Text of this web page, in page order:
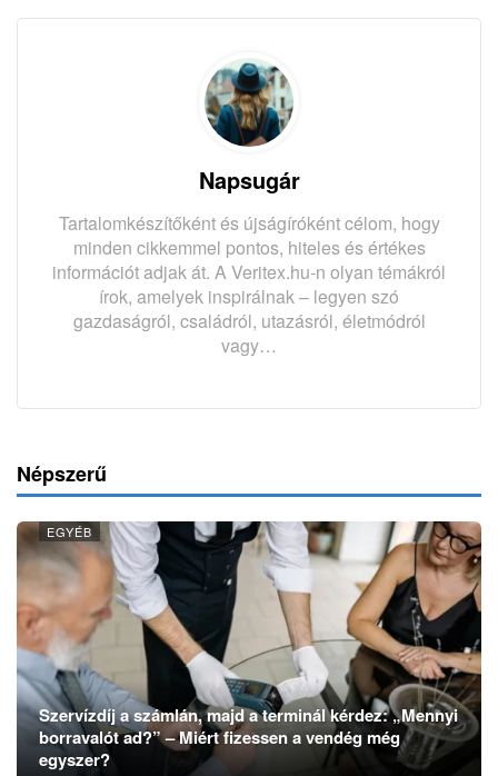
Napsugár
Tartalomkészítőként és újságíróként célom, hogy
minden cikkemmel pontos, hiteles és értékes
információt adjak át. A Veritex.hu-n olyan témákról
írok, amelyek inspirálnak – legyen szó
gazdaságról, családról, utazásról, életmódról
vagy…
Népszerű
EGYÉB
Szervízdíj a számlán, majd a terminál kérdez: „Mennyi
borravalót ad?” – Miért fizessen a vendég még
egyszer?